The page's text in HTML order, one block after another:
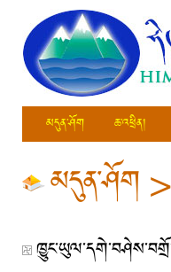
མདུན་ཤོག ཆ་འཕྲིན།
མདུན་ཤོག >